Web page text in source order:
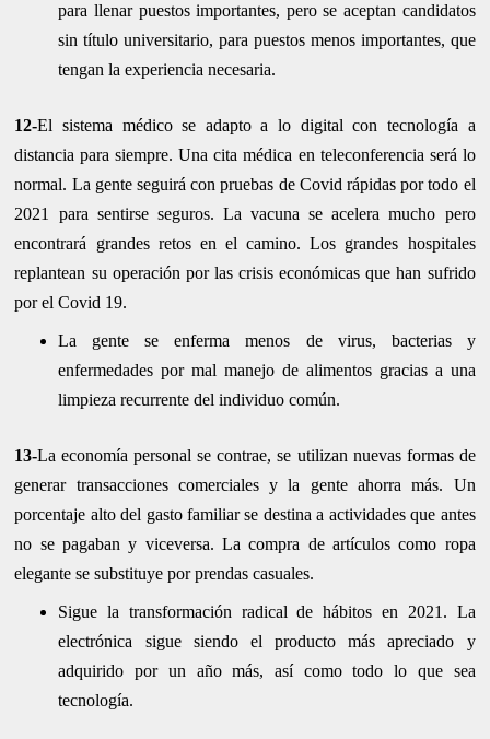
para llenar puestos importantes, pero se aceptan candidatos
sin título universitario, para puestos menos importantes, que
tengan la experiencia necesaria.
12-El sistema médico se adapto a lo digital con tecnología a
distancia para siempre. Una cita médica en teleconferencia será lo
normal. La gente seguirá con pruebas de Covid rápidas por todo el
2021 para sentirse seguros. La vacuna se acelera mucho pero
encontrará grandes retos en el camino. Los grandes hospitales
replantean su operación por las crisis económicas que han sufrido
por el Covid 19.
La gente se enferma menos de virus, bacterias y
enfermedades por mal manejo de alimentos gracias a una
limpieza recurrente del individuo común.
13-La economía personal se contrae, se utilizan nuevas formas de
generar transacciones comerciales y la gente ahorra más. Un
porcentaje alto del gasto familiar se destina a actividades que antes
no se pagaban y viceversa. La compra de artículos como ropa
elegante se substituye por prendas casuales.
Sigue la transformación radical de hábitos en 2021. La
electrónica sigue siendo el producto más apreciado y
adquirido por un año más, así como todo lo que sea
tecnología.